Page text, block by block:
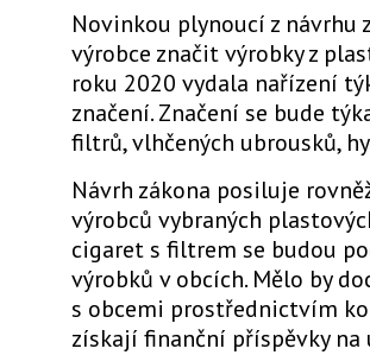
Novinkou plynoucí z návrhu
výrobce značit výrobky z
roku 2020 vydala nařízení
značení. Značení se bude
filtrů, vlhčených ubrousků,
Návrh zákona posiluje
výrobců vybraných
cigaret s filtrem se budou
výrobků v obcích. Mělo by
s obcemi prostřednictvím
získají finanční příspěvky na